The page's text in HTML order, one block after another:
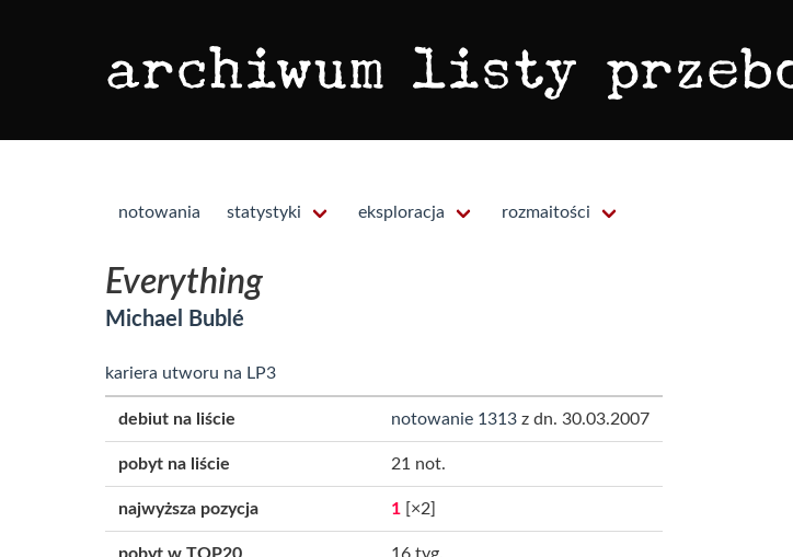
notowania statystyki eksploracja rozmaitości
Everything
Michael Bublé
kariera utworu na LP3
debiut na liście notowanie 1313 z dn. 30.03.2007
pobyt na liście 21 not.
najwyższa pozycja 1 [×2]